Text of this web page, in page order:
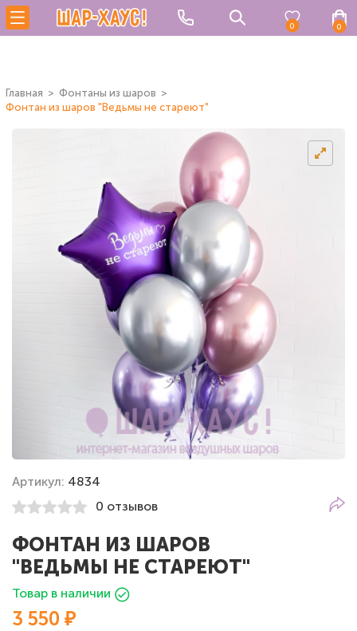
0 0
Главная
Фонтаны из шаров
Фонтан из шаров "Ведьмы не стареют"
Артикул: 4834
0 отзывов
ФОНТАН ИЗ ШАРОВ
"ВЕДЬМЫ НЕ СТАРЕЮТ"
Товар в наличии
3 550 ₽